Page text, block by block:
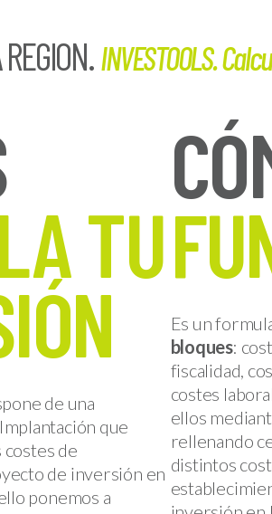
INVESTOOLS.
TU
de una
que
costes de
de inversión en
ponemos a
Es un
bloques:
fiscalidad,
costes
ellos
rellenando
distintos